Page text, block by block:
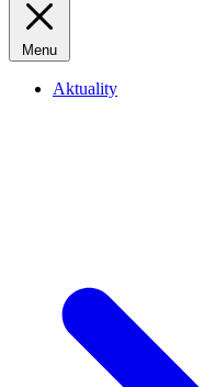
Menu
Aktuality